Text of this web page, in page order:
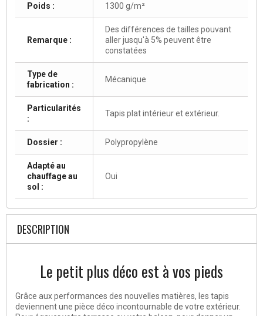
Poids : 1300 g/m²
Remarque :
Des différences de tailles pouvant
aller jusqu'à 5% peuvent être
constatées
Type de
fabrication :
Mécanique
Particularités
:
Tapis plat intérieur et extérieur.
Dossier : Polypropylène
Adapté au
chauffage au
sol :
Oui
DESCRIPTION
Le petit plus déco est à vos pieds
Grâce aux performances des nouvelles matières, les tapis
deviennent une pièce déco incontournable de votre extérieur.